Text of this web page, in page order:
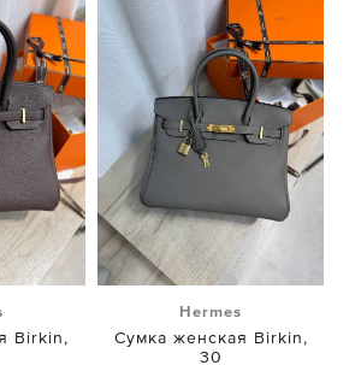
Birkin,
Hermes
Сумка женская Birkin,
30